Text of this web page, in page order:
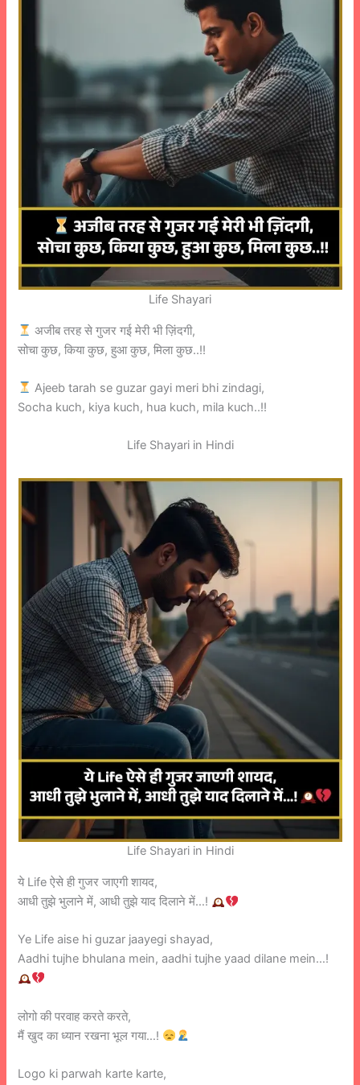
Life Shayari
अजीब तरह से गुजर गई मेरी भी ज़िंदगी,
सोचा कुछ, किया कुछ, हुआ कुछ, मिला कुछ..!!
Ajeeb tarah se guzar gayi meri bhi zindagi,
Socha kuch, kiya kuch, hua kuch, mila kuch..!!
Life Shayari in Hindi
Life Shayari in Hindi
ये Life ऐसे ही गुजर जाएगी शायद,
आधी तुझे भुलाने में, आधी तुझे याद दिलाने में…!
Ye Life aise hi guzar jaayegi shayad,
Aadhi tujhe bhulana mein, aadhi tujhe yaad dilane mein…!
लोगो की परवाह करते करते,
मैं खुद का ध्यान रखना भूल गया…!
Logo ki parwah karte karte,